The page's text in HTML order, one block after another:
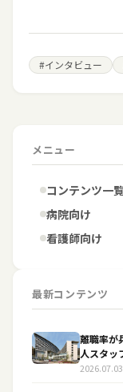
#インタビュー
メニュー
コンテンツ一
病院向け
看護師向け
最新コンテンツ
離職率が
人スタッ
2026.07.03